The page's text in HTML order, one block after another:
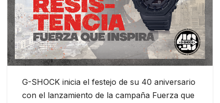
G-SHOCK inicia el festejo de su 40 aniversario
con el lanzamiento de la campaña Fuerza que